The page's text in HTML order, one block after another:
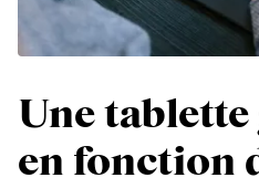
Une
en fonction